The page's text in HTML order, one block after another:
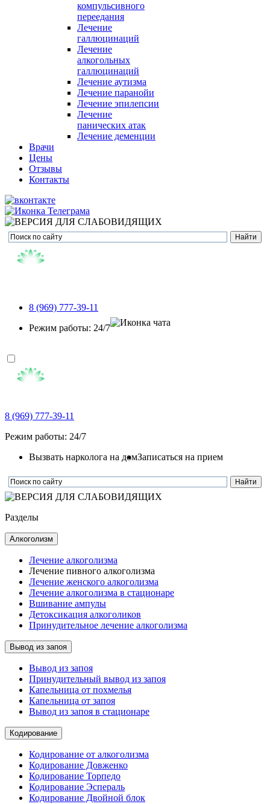
компульсивного
переедания
Лечение
галлюцинаций
Лечение
алкогольных
галлюцинаций
Лечение аутизма
Лечение паранойи
Лечение эпилепсии
Лечение
панических атак
Лечение деменции
Врачи
Цены
Отзывы
Контакты
8 (969) 777-39-11
Режим работы: 24/7
8 (969) 777-39-11
Режим работы: 24/7
Вызвать нарколога на домЗаписаться на прием
Разделы
Алкоголизм
Лечение алкоголизма
Лечение пивного алкоголизма
Лечение женского алкоголизма
Лечение алкоголизма в стационаре
Вшивание ампулы
Детоксикация алкоголиков
Принудительное лечение алкоголизма
Вывод из запоя
Вывод из запоя
Принудительный вывод из запоя
Капельница от похмелья
Капельница от запоя
Вывод из запоя в стационаре
Кодирование
Кодирование от алкоголизма
Кодирование Довженко
Кодирование Торпедо
Кодирование Эспераль
Кодирование Двойной блок